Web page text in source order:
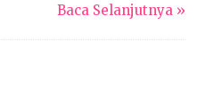
Baca Selanjutnya »